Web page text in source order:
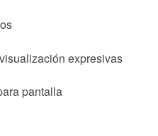
expresivas
pantalla